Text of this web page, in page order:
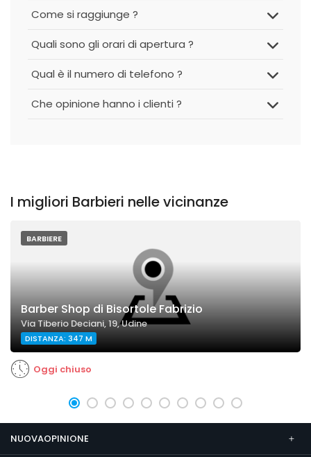
Come si raggiunge ?
Quali sono gli orari di apertura ?
Qual è il numero di telefono ?
Che opinione hanno i clienti ?
I migliori Barbieri nelle vicinanze
BARBIERE
Barber Shop di Bisortole Fabrizio
Via Tiberio Deciani, 19, Udine
DISTANZA: 347 M
Oggi chiuso
NUOVAOPINIONE